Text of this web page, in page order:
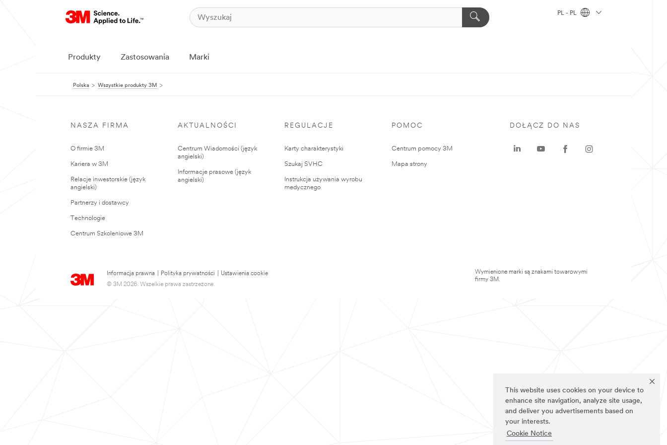
This website uses cookies on your device to
enhance site navigation, analyze site usage,
and deliver you advertisements based on
your interests.
Cookie Notice
PL - PL
Produkty Zastosowania Marki
Polska Wszystkie produkty 3M
NASZA FIRMA
O firmie 3M
Kariera w 3M
Relacje inwestorskie (język
angielski)
Partnerzy i dostawcy
Technologie
Centrum Szkoleniowe 3M
AKTUALNOŚCI
Centrum Wiadomości (język
angielski)
Informacje prasowe (język
angielski)
REGULACJE
Karty charakterystyki
Szukaj SVHC
Instrukcja używania wyrobu
medycznego
POMOC
Centrum pomocy 3M
Mapa strony
Informacja prawna Polityka prywatności
Ustawienia cookie
© 3M 2026. Wszelkie prawa zastrzeżone.
DOŁĄCZ DO NAS
Wymienione marki są znakami towarowymi
firmy 3M.